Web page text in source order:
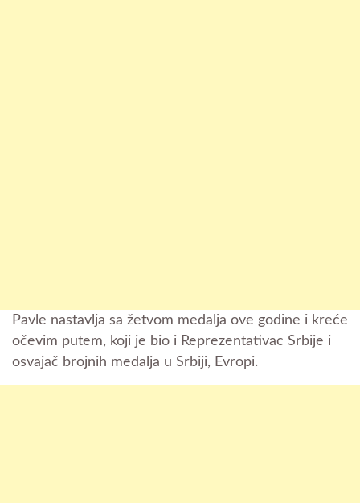
Pavle nastavlja sa žetvom medalja ove godine i kreće
očevim putem, koji je bio i Reprezentativac Srbije i
osvajač brojnih medalja u Srbiji, Evropi.